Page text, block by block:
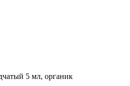
5 мл, органик